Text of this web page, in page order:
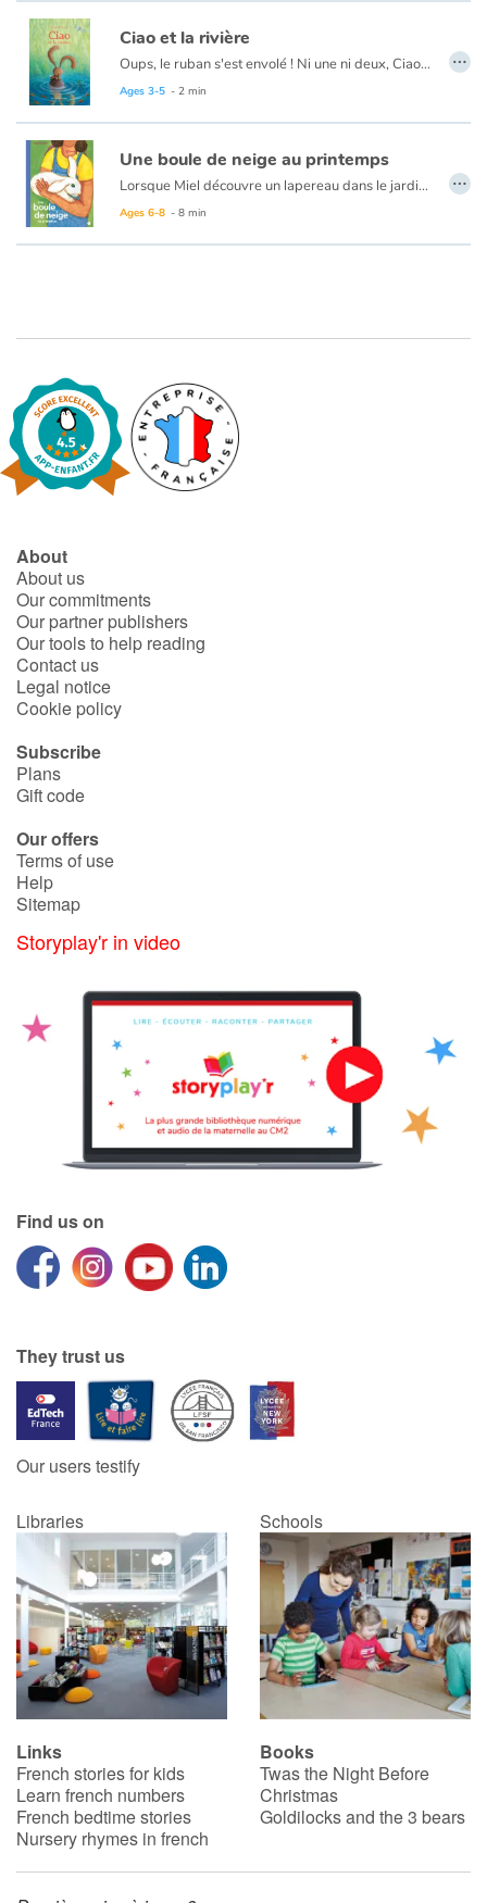
Ciao et la rivière
Oups, le ruban s'est envolé ! Ni une ni deux, Ciao essaye de le rattraper mais il y a du monde à la rivière et le voilà perdu de vue. Peut-être est-il parmi les têtards dans la forêt d'algues ? Ou bien pris dans les branches du saule pleureur ? Dans ce cas, le martin-pêcheur perché en hauteur l'a sûrement vu passer. C'est l'occasion de se faire un nouvel ami !
Ages 3-5 - 2 min
…
Une boule de neige au printemps
Lorsque Miel découvre un lapereau dans le jardin de sa voisine Myrtille, il tombe sous le charme. C'est blanc comme de la neige, doux comme du coton, vivant comme un petit oiseau. Le pauvre animal est blessé à la patte. Alors, les enfants décident de le soigner et de s'occuper de lui. Mais un lapin sauvage est-il fait pour vivre en compagnie des humains ?
Ages 6-8 - 8 min
…
About
About us
Our commitments
Our partner publishers
Our tools to help reading
Contact us
Legal notice
Cookie policy
Subscribe
Plans
Gift code
Our offers
Terms of use
Help
Sitemap
Storyplay'r in video
Find us on
They trust us
Our users testify
Libraries Schools
Links
French stories for kids
Learn french numbers
French bedtime stories
Nursery rhymes in french
Books
Twas the Night Before
Christmas
Goldilocks and the 3 bears